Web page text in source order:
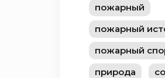
пожарный
пожарный
пожарный
природа